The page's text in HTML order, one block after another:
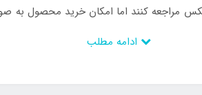
مراجعه کنند اما امکان خرید محصول به